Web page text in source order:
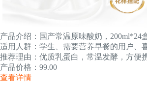
产品介绍：国产常温原味酸奶，200ml*24
适用人群：学生、需要营养早餐的用户、
推荐理由：优质乳蛋白，常温发酵，方便
产品价格：99.00
查看详情